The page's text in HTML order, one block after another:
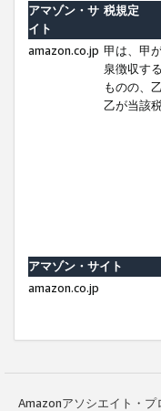
アマゾン・サ
イト
税規定
amazon.co.jp 甲は、甲
泉徴収す
ものの、
乙が当該
アマゾン・サイト
amazon.co.jp
Amazonアソシエイト・プ